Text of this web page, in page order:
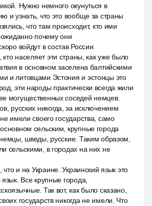
Нужно немного окунуться в
и узнать, что это вообще за страны
что там происходит, кто ими
почему они
войдут в состав России.
кто населяет эти страны, как уже было
в основном заселена балтийскими
и литовцами Эстония и эстонцы это
эти народы практически всегда жили
могущественных соседей немцев.
русских никогда, за исключением
имели своего государства, само
сельским, крупные города
шведы, русские. Таким образом,
сельскими, в городах на них не
и на Украине. Украинский язык это
Все крупные города,
Так вот, как было сказано,
государств никогда не имели. Что